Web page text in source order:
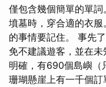
僅包含幾個簡單的單
墳墓時，穿合適的衣
的事情要記住。 事先
免不建議遊客，並在
明確，有690個島嶼（
珊瑚懸崖上有一千個